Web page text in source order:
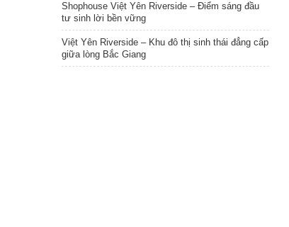
Shophouse Việt Yên Riverside – Điểm sáng đầu
tư sinh lời bền vững
Việt Yên Riverside – Khu đô thị sinh thái đẳng cấp
giữa lòng Bắc Giang